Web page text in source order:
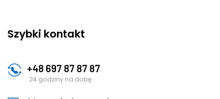
Szybki kontakt
+48 697 87 87 87
24 godziny na dobę